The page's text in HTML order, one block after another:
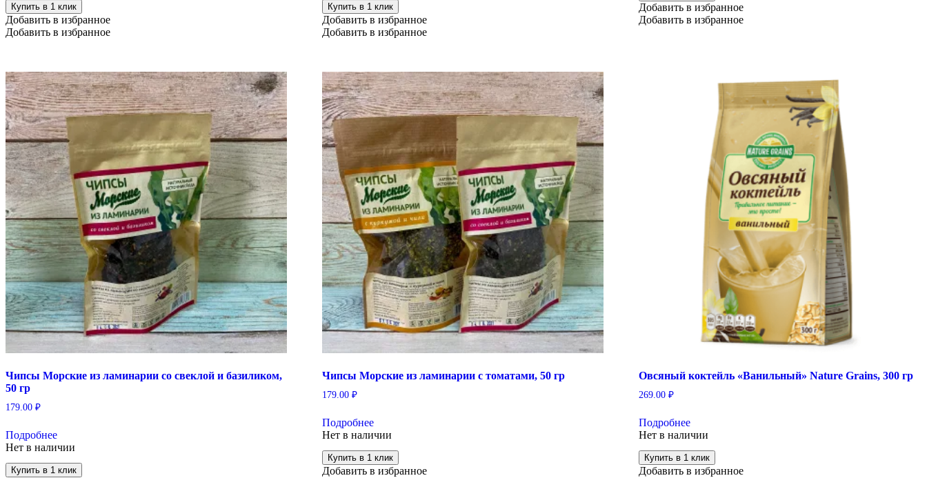
Купить в 1 клик
Добавить в избранное
Добавить в избранное
Купить в 1 клик
Добавить в избранное
Добавить в избранное
Добавить в избранное
Добавить в избранное
Чипсы Морские из ламинарии со свеклой и базиликом,
50 гр
179.00 ₽
Подробнее
Нет в наличии
Купить в 1 клик
Чипсы Морские из ламинарии с томатами, 50 гр
179.00 ₽
Подробнее
Нет в наличии
Купить в 1 клик
Добавить в избранное
Овсяный коктейль «Ванильный» Nature Grains, 300 гр
269.00 ₽
Подробнее
Нет в наличии
Купить в 1 клик
Добавить в избранное